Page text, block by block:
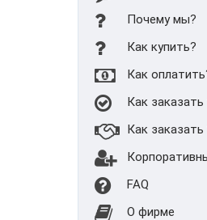
Почему мы?
Как купить?
Как
Как заказать
Как заказать
FAQ
О фирме